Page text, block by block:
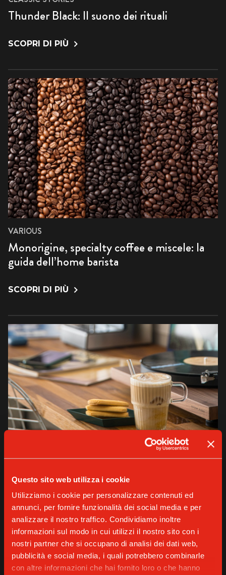
Questo sito web utilizza i cookie
Utilizziamo i cookie per personalizzare contenuti ed
annunci, per fornire funzionalità dei social media e per
analizzare il nostro traffico. Condividiamo inoltre
informazioni sul modo in cui utilizzi il nostro sito con i
nostri partner che si occupano di analisi dei dati web,
pubblicità e social media, i quali potrebbero combinarle
con altre informazioni che hai fornito loro o che hanno
Thunder Black: Il suono dei rituali
SCOPRI DI PIÙ
VARIOUS
Monorigine, specialty coffee e miscele: la
guida dell’home barista
SCOPRI DI PIÙ
VARIOUS
Gaggia Iced Coffee Club: ricette d’autore
per home barista
SCOPRI DI PIÙ